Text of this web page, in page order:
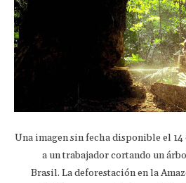
Una imagen sin fecha disponible el 14
a un trabajador cortando un
Brasil. La deforestación en la